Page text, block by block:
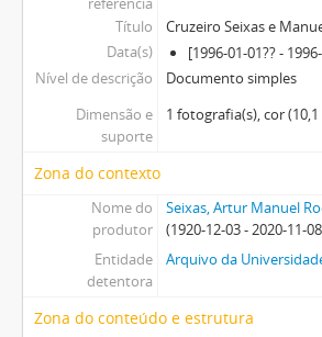
Título
Cruzeiro Seixas e
Data(s)
[1996-01-01?? -
Nível de descrição
Documento simples
Dimensão e
suporte
1 fotografia(s), cor
Zona do contexto
Nome do
produtor
Seixas, Artur Manuel
(1920-12-03 - 2020-11-
Entidade
detentora
Arquivo da
Zona do conteúdo e estrutura